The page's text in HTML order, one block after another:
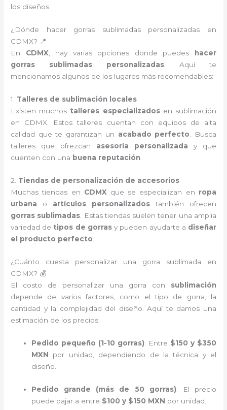
los diseños.
¿Dónde hacer gorras sublimadas personalizadas en
CDMX? 📍
En CDMX, hay varias opciones donde puedes
hacer
gorras sublimadas personalizadas. Aquí te
mencionamos algunos de los lugares más recomendables:
1. Talleres de sublimación locales
Existen muchos talleres especializadosen sublimación
en CDMX. Estos talleres cuentan con equipos de alta
calidad que te garantizan un acabado perfecto . Busca
talleres que ofrezcan asesoría personalizada y que
cuenten con una buena reputación
2. Tiendas de personalización de accesorios
Muchas tiendas en CDMX que se especializan en ropa
urbana o artículos personalizados también ofrecen
gorras sublimadas . Estas tiendas suelen tener una amplia
variedad de tipos de gorrasy pueden ayudarte a diseñar
el producto perfecto
¿Cuánto cuesta personalizar una gorra sublimada en
CDMX? 💰
El costo de personalizar una gorra con sublimación
depende de varios factores, como el tipo de gorra, la
cantidad y la complejidad del diseño. Aquí te damos una
estimación de los precios:
Pedido pequeño (1-10 gorras): Entre $150 y $350
MXN por unidad, dependiendo de la técnica y el
diseño.
Pedido grande (más de 50 gorras): El precio
puede bajar a entre $100 y $150 MXN por unidad.